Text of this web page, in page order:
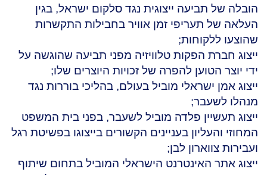
הובלה של תביעה ייצוגית נגד סלקום ישראל, בגין
העלאה של תעריפי זמן אוויר בחבילות התקשרות
שהוצעו ללקוחות;
ייצוג חברת הפקות טלוויזיה מפני תביעה שהוגשה על
ידי יוצר הטוען להפרה של זכויות היוצרים שלו;
ייצוג אמן ישראלי מוביל בעולם, בהליכי בוררות נגד
מנהלו לשעבר;
ייצוג תעשיין פלדה מוביל לשעבר, בפני בית המשפט
המחוזי והעליון בעניינים הקשורים בייצוגו בפשיטת רגל
ועבירות צווארון לבן;
ייצוג אתר האינטרנט הישראלי המוביל בתחום שיתוף